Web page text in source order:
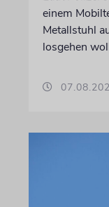
einem
Metallstuhl
losgehen